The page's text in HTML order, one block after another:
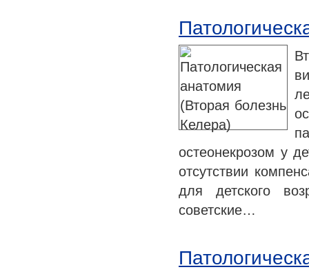
остеонекрозом у
отсутствии
для детского
советские…